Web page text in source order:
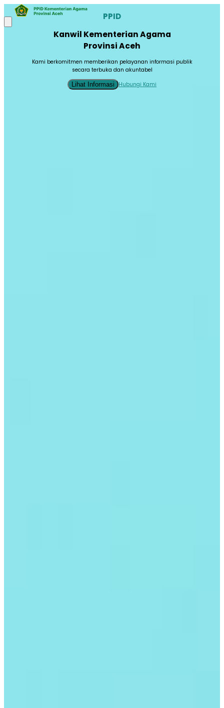
PPID
Kanwil Kementerian Agama
Provinsi Aceh
Kami berkomitmen memberikan pelayanan informasi publik
secara terbuka dan akuntabel
Lihat Informasi
Hubungi Kami